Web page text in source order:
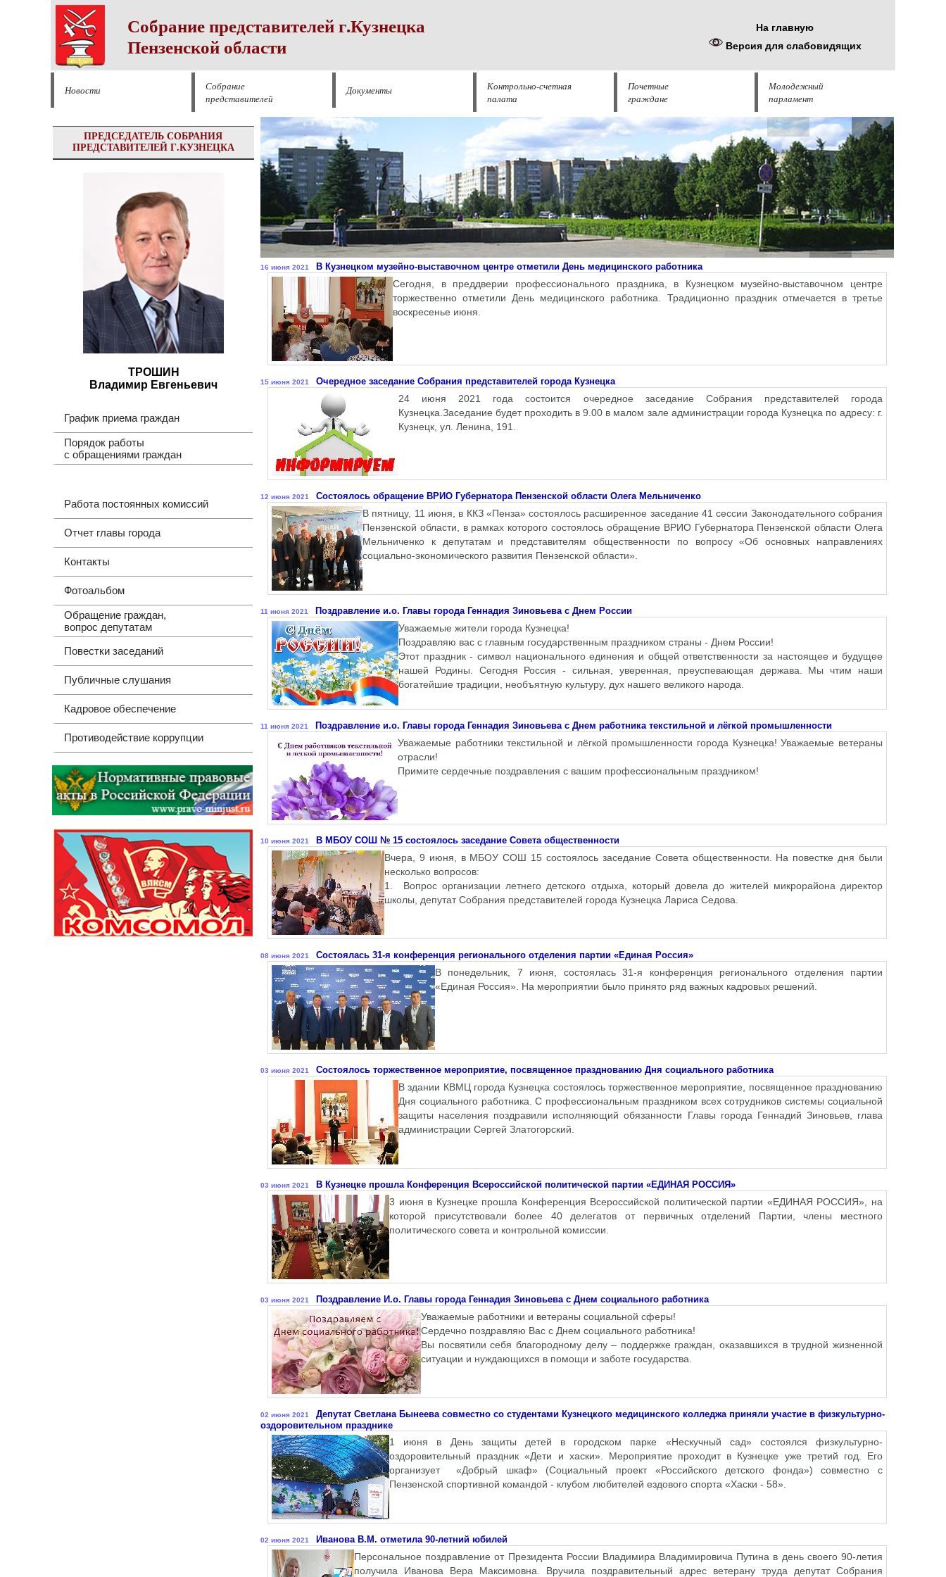
Собрание представителей г.Кузнецка
Пензенской области
На главную
Версия для слабовидящих
Новости
Собрание
представителей
Документы
Контрольно-счетная
палата
Почетные
граждане
Молодежный
парламент
ПРЕДСЕДАТЕЛЬ СОБРАНИЯ
ПРЕДСТАВИТЕЛЕЙ Г.КУЗНЕЦКА
ТРОШИН
Владимир Евгеньевич
График приема граждан
Порядок работы
с обращениями граждан
Работа постоянных комиссий
Отчет главы города
Контакты
Фотоальбом
Обращение граждан,
вопрос депутатам
Повестки заседаний
Публичные слушания
Кадровое обеспечение
Противодействие коррупции
16 июня 2021 В Кузнецком музейно-выставочном центре отметили День медицинского работника
Сегодня, в преддверии профессионального праздника, в Кузнецком музейно-выставочном центре
торжественно отметили День медицинского работника. Традиционно праздник отмечается в третье
воскресенье июня.
15 июня 2021 Очередное заседание Собрания представителей города Кузнецка
24 июня 2021 года состоится очередное заседание Собрания представителей города
Кузнецка.Заседание будет проходить в 9.00 в малом зале администрации города Кузнецка по адресу: г.
Кузнецк, ул. Ленина, 191.
12 июня 2021 Состоялось обращение ВРИО Губернатора Пензенской области Олега Мельниченко
В пятницу, 11 июня, в ККЗ «Пенза» состоялось расширенное заседание 41 сессии Законодательного собрания
Пензенской области, в рамках которого состоялось обращение ВРИО Губернатора Пензенской области Олега
Мельниченко к депутатам и представителям общественности по вопросу «Об основных направлениях
социально-экономического развития Пензенской области».
11 июня 2021 Поздравление и.о. Главы города Геннадия Зиновьева с Днем России
Уважаемые жители города Кузнецка!
Поздравляю вас с главным государственным праздником страны - Днем России!
Этот праздник - символ национального единения и общей ответственности за настоящее и будущее
нашей Родины. Сегодня Россия - сильная, уверенная, преуспевающая держава. Мы чтим наши
богатейшие традиции, необъятную культуру, дух нашего великого народа.
11 июня 2021 Поздравление и.о. Главы города Геннадия Зиновьева с Днем работника текстильной и лёгкой промышленности
Уважаемые работники текстильной и лёгкой промышленности города Кузнецка! Уважаемые ветераны
отрасли!
Примите сердечные поздравления с вашим профессиональным праздником!
10 июня 2021 В МБОУ СОШ № 15 состоялось заседание Совета общественности
Вчера, 9 июня, в МБОУ СОШ 15 состоялось заседание Совета общественности. На повестке дня были
несколько вопросов:
1. Вопрос организации летнего детского отдыха, который довела до жителей микрорайона директор
школы, депутат Собрания представителей города Кузнецка Лариса Седова.
08 июня 2021 Состоялась 31-я конференция регионального отделения партии «Единая Россия»
В понедельник, 7 июня, состоялась 31-я конференция регионального отделения партии
«Единая Россия». На мероприятии было принято ряд важных кадровых решений.
03 июня 2021 Состоялось торжественное мероприятие, посвященное празднованию Дня социального работника
В здании КВМЦ города Кузнецка состоялось торжественное мероприятие, посвященное празднованию
Дня социального работника. С профессиональным праздником всех сотрудников системы социальной
защиты населения поздравили исполняющий обязанности Главы города Геннадий Зиновьев, глава
администрации Сергей Златогорский.
03 июня 2021 В Кузнецке прошла Конференция Всероссийской политической партии «ЕДИНАЯ РОССИЯ»
3 июня в Кузнецке прошла Конференция Всероссийской политической партии «ЕДИНАЯ РОССИЯ», на
которой присутствовали более 40 делегатов от первичных отделений Партии, члены местного
политического совета и контрольной комиссии.
03 июня 2021 Поздравление И.о. Главы города Геннадия Зиновьева с Днем социального работника
Уважаемые работники и ветераны социальной сферы!
Сердечно поздравляю Вас с Днем социального работника!
Вы посвятили себя благородному делу – поддержке граждан, оказавшихся в трудной жизненной
ситуации и нуждающихся в помощи и заботе государства.
02 июня 2021
Депутат Светлана Бынеева совместно со студентами Кузнецкого медицинского колледжа приняли участие в физкультурно-
оздоровительном празднике
1 июня в День защиты детей в городском парке «Нескучный сад» состоялся физкультурно-
оздоровительный праздник «Дети и хаски». Мероприятие проходит в Кузнецке уже третий год. Его
организует «Добрый шкаф» (Социальный проект «Российского детского фонда») совместно с
Пензенской спортивной командой - клубом любителей ездового спорта «Хаски - 58».
02 июня 2021 Иванова В.М. отметила 90-летний юбилей
Персональное поздравление от Президента России Владимира Владимировича Путина в день своего 90-летия
получила Иванова Вера Максимовна. Вручила поздравительный адрес ветерану труда депутат Собрания